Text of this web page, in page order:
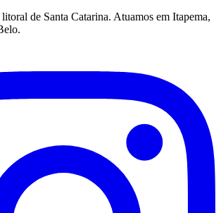
de Santa Catarina. Atuamos em Itapema,